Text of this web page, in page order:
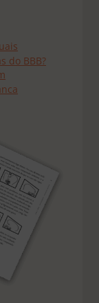
do BBB?